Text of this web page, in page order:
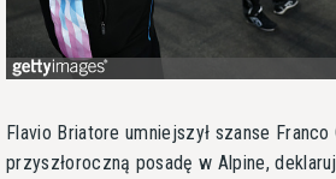
Flavio Briatore umniejszył szanse Franco
przyszłoroczną posadę w Alpine,